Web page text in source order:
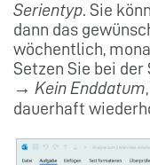
Serientyp. Sie
dann das
wöchentlich,
Setzen Sie bei der
→ Kein Enddatum
dauerhaft